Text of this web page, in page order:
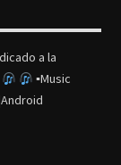
a la
▪Music